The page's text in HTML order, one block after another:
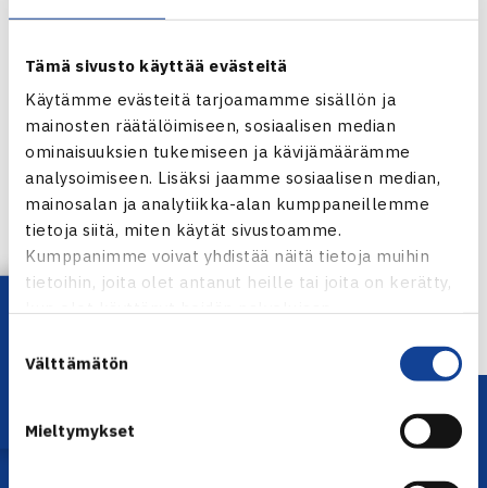
Tämä sivusto käyttää evästeitä
Käytämme evästeitä tarjoamamme sisällön ja
mainosten räätälöimiseen, sosiaalisen median
ominaisuuksien tukemiseen ja kävijämäärämme
analysoimiseen. Lisäksi jaamme sosiaalisen median,
mainosalan ja analytiikka-alan kumppaneillemme
tietoja siitä, miten käytät sivustoamme.
Kumppanimme voivat yhdistää näitä tietoja muihin
tietoihin, joita olet antanut heille tai joita on kerätty,
valinta
Välttämätön
Mieltymykset
Jaa:
← Edellinen
Lataa OmaTennis!